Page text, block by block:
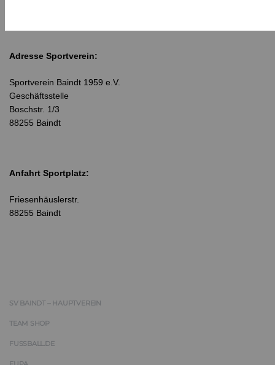
Adresse Sportverein:
Sportverein Baindt 1959 e.V.
Geschäftsstelle
Boschstr. 1/3
88255 Baindt
Anfahrt Sportplatz:
Friesenhäuslerstr.
88255 Baindt
SV BAINDT – HAUPTVEREIN
TEAM SHOP
FUSSBALL.DE